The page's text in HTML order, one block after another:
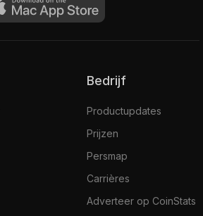
Bedrijf
Productupdates
Prijzen
Persmap
Carrières
Adverteer op CoinStats